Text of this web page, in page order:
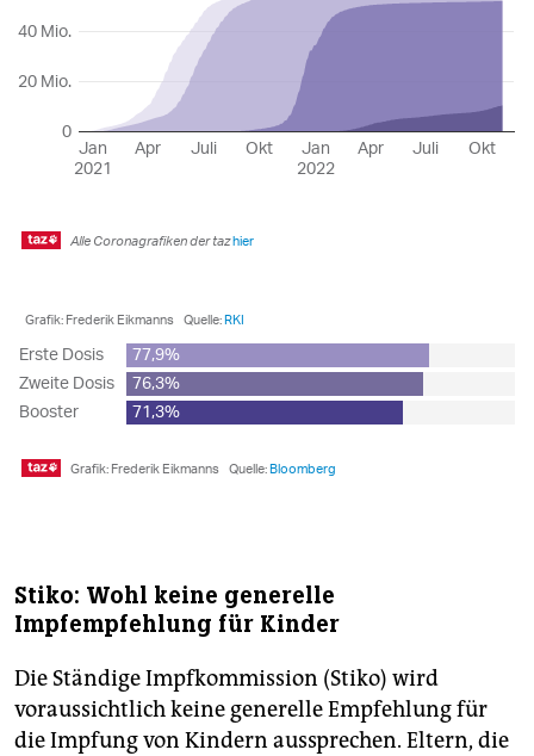
Stiko: Wohl keine generelle
Impfempfehlung für Kinder
Die Ständige Impfkommission (Stiko) wird
voraussichtlich keine generelle Empfehlung für
die Impfung von Kindern aussprechen. Eltern, die